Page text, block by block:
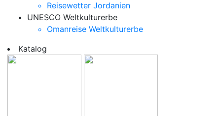
Reisewetter Jordanien
UNESCO Weltkulturerbe
Omanreise Weltkulturerbe
Katalog